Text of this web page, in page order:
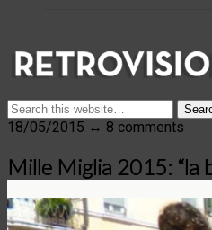
18/05/2015 ↔ 8 comments
Mille Miglia 2015: “la